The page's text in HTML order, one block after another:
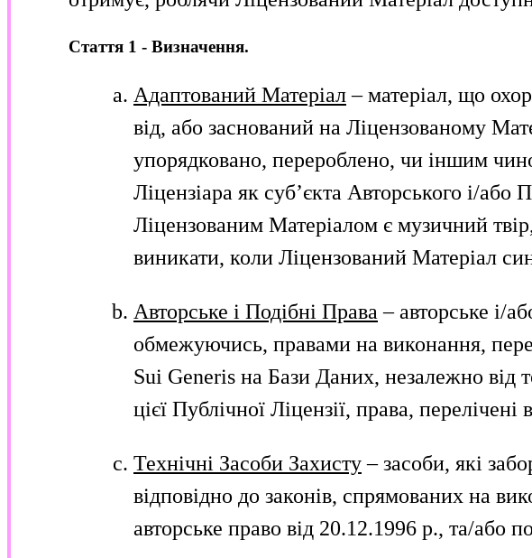
Стаття 1 - Визначення.
Адаптований Матеріал– матеріал, що
від, або заснований на Ліцензованому
упорядковано, перероблено, чи іншим
Ліцензіара як суб’єкта Авторського і/або
Ліцензованим Матеріалом є музичний
виникати, коли Ліцензований Матеріал
Авторське і Подібні Права – авторське і/
обмежуючись, правами на виконання,
Sui Generis на Бази Даних, незалежно від
цієї Публічної Ліцензії, права, перелічені
Технічні Засоби Захисту– засоби, які
відповідно до законів, спрямованих на
авторське право від 20.12.1996 р., та/або